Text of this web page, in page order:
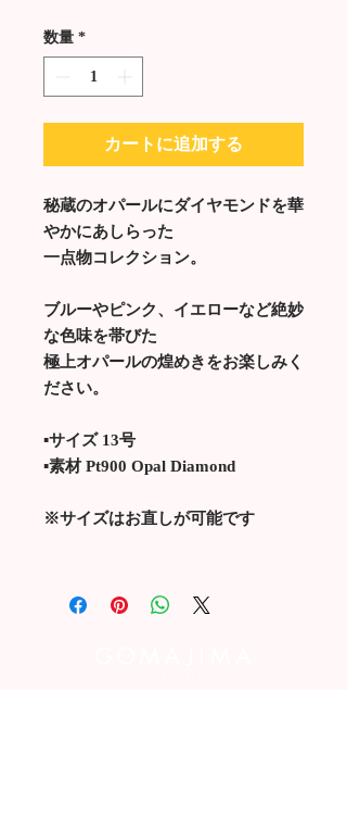
数量 *
カートに追加する
秘蔵のオパールにダイヤモンドを華
やかにあしらった
一点物コレクション。
ブルーやピンク、イエローなど絶妙
な色味を帯びた
極上オパールの煌めきをお楽しみく
ださい。
▪️サイズ 13号
▪️素材 Pt900 Opal Diamond
※サイズはお直しが可能です